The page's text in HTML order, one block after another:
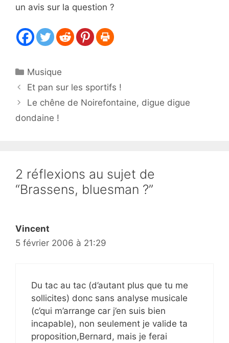
un avis sur la question ?
Catégories
Musique
Et pan sur les sportifs !
Le chêne de Noirefontaine, digue digue
dondaine !
2 réflexions au sujet de
“Brassens, bluesman ?”
Vincent
5 février 2006 à 21:29
Du tac au tac (d’autant plus que tu me
sollicites) donc sans analyse musicale
(c’qui m’arrange car j’en suis bien
incapable), non seulement je valide ta
proposition,Bernard, mais je ferai